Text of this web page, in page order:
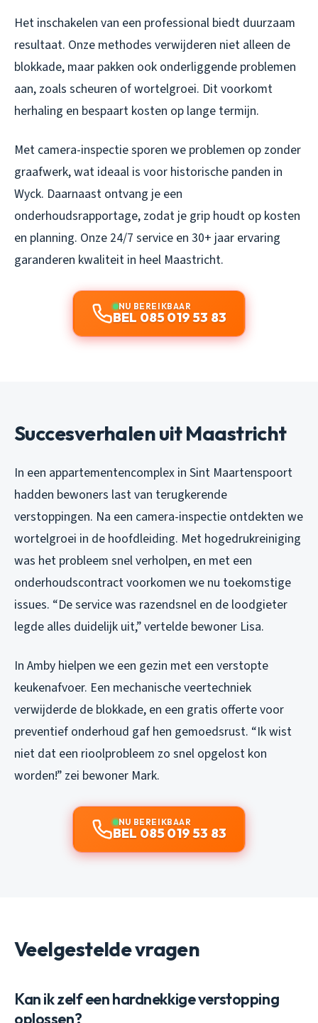
Het inschakelen van een professional biedt duurzaam
resultaat. Onze methodes verwijderen niet alleen de
blokkade, maar pakken ook onderliggende problemen
aan, zoals scheuren of wortelgroei. Dit voorkomt
herhaling en bespaart kosten op lange termijn.
Met camera-inspectie sporen we problemen op zonder
graafwerk, wat ideaal is voor historische panden in
Wyck. Daarnaast ontvang je een
onderhoudsrapportage, zodat je grip houdt op kosten
en planning. Onze 24/7 service en 30+ jaar ervaring
garanderen kwaliteit in heel Maastricht.
NU BEREIKBAAR
BEL 085 019 53 83
Succesverhalen uit Maastricht
In een appartementencomplex in Sint Maartenspoort
hadden bewoners last van terugkerende
verstoppingen. Na een camera-inspectie ontdekten we
wortelgroei in de hoofdleiding. Met hogedrukreiniging
was het probleem snel verholpen, en met een
onderhoudscontract voorkomen we nu toekomstige
issues. “De service was razendsnel en de loodgieter
legde alles duidelijk uit,” vertelde bewoner Lisa.
In Amby hielpen we een gezin met een verstopte
keukenafvoer. Een mechanische veertechniek
verwijderde de blokkade, en een gratis offerte voor
preventief onderhoud gaf hen gemoedsrust. “Ik wist
niet dat een rioolprobleem zo snel opgelost kon
worden!” zei bewoner Mark.
NU BEREIKBAAR
BEL 085 019 53 83
Veelgestelde vragen
Kan ik zelf een hardnekkige verstopping
oplossen?